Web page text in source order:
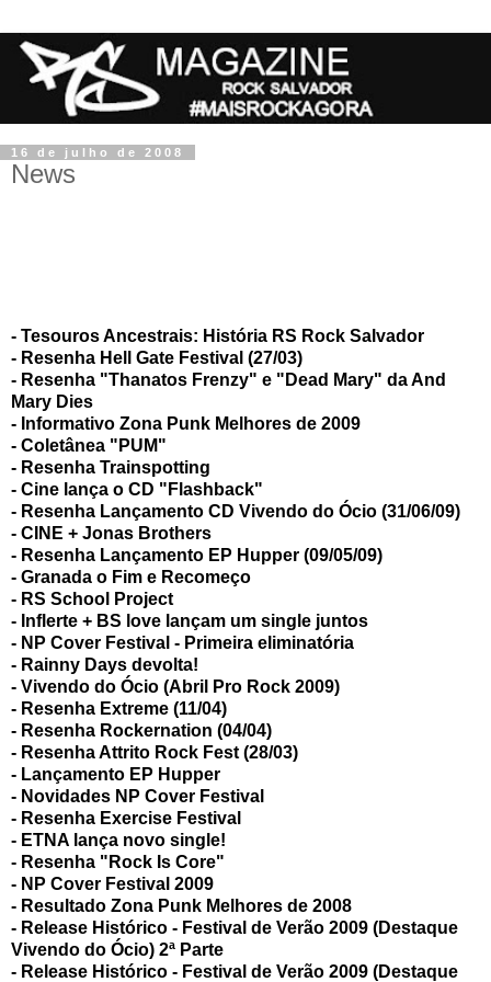
16 de julho de 2008
News
- Tesouros Ancestrais: História RS Rock Salvador
- Resenha Hell Gate Festival (27/03)
- Resenha "Thanatos Frenzy" e "Dead Mary" da And
Mary Dies
- Informativo Zona Punk Melhores de 2009
- Coletânea "PUM"
- Resenha Trainspotting
- Cine lança o CD "Flashback"
- Resenha Lançamento CD Vivendo do Ócio (31/06/09)
- CINE + Jonas Brothers
- Resenha Lançamento EP Hupper (09/05/09)
- Granada o Fim e Recomeço
- RS School Project
- Inflerte + BS love lançam um single juntos
- NP Cover Festival - Primeira eliminatória
- Rainny Days devolta!
- Vivendo do Ócio (Abril Pro Rock 2009)
- Resenha Extreme (11/04)
- Resenha Rockernation (04/04)
- Resenha Attrito Rock Fest (28/03)
- Lançamento EP Hupper
- Novidades NP Cover Festival
- Resenha Exercise Festival
- ETNA lança novo single!
- Resenha "Rock Is Core"
- NP Cover Festival 2009
- Resultado Zona Punk Melhores de 2008
- Release Histórico - Festival de Verão 2009 (Destaque
Vivendo do Ócio) 2ª Parte
- Release Histórico - Festival de Verão 2009 (Destaque